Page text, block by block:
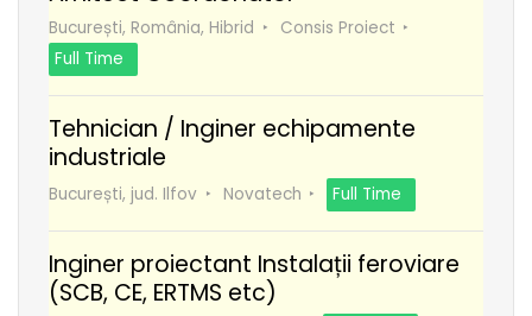
București, România, Hibrid
Consis Proiect
Full Time
Tehnician / Inginer echipamente
industriale
București, jud. Ilfov Novatech Full Time
Inginer proiectant Instalații feroviare
(SCB, CE, ERTMS etc)